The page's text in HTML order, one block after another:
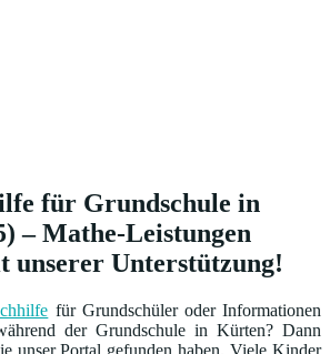
für Grundschule in
– Mathe-Leistungen
unserer Unterstützung!
für Grundschüler oder Informationen
der Grundschule in Kürten? Dann
unser Portal gefunden haben. Viele Kinder